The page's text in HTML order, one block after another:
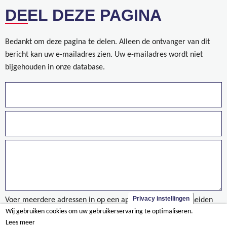
DEEL DEZE PAGINA
Bedankt om deze pagina te delen. Alleen de ontvanger van dit
bericht kan uw e-mailadres zien. Uw e-mailadres wordt niet
bijgehouden in onze database.
Voer meerdere adressen in op een aparte regels of gescheiden
door een komma.
Privacy instellingen
Wij gebruiken cookies om uw gebruikerservaring te optimaliseren.
Lees meer